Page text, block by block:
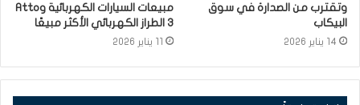
وتقترب من الصدارة في سوق
البيكاب
14 يناير 2026
مبيعات السيارات الكهربائية وAtto
3 الطراز الكهربائي الأكثر مبيعًا
11 يناير 2026